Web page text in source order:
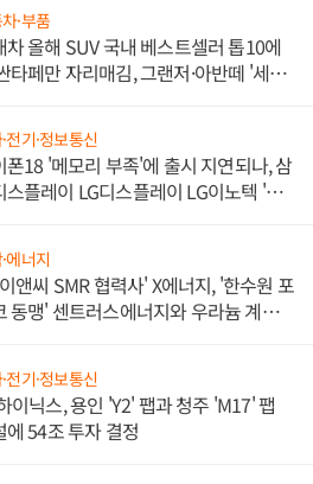
·부품
차 올해 SUV 국내 베스트셀러 톱10에
타페만 자리매김, 그랜저·아반떼 '세단
전기·정보통신
폰18 '메모리 부족'에 출시 지연되나, 삼
스플레이 LG디스플레이 LG이노텍 '탈
에너지
앤씨 SMR 협력사' X에너지, '한수원 포
동맹' 센트러스에너지와 우라늄 계약
전기·정보통신
이닉스, 용인 'Y2' 팹과 청주 'M17' 팹
에 54조 투자 결정